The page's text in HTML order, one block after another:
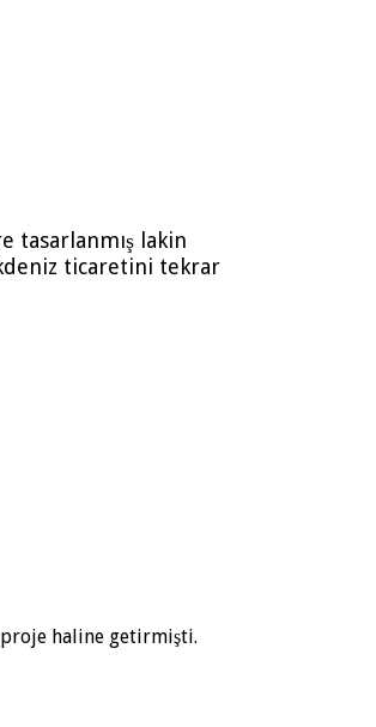
tasarlanmış lakin
ticaretini tekrar
proje haline getirmişti.